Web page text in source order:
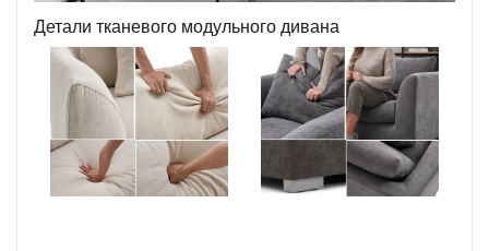
Детали тканевого модульного дивана